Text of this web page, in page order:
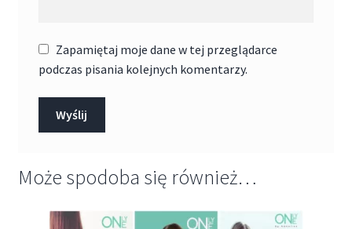
Zapamiętaj moje dane w tej przeglądarce
podczas pisania kolejnych komentarzy.
Może spodoba się również…